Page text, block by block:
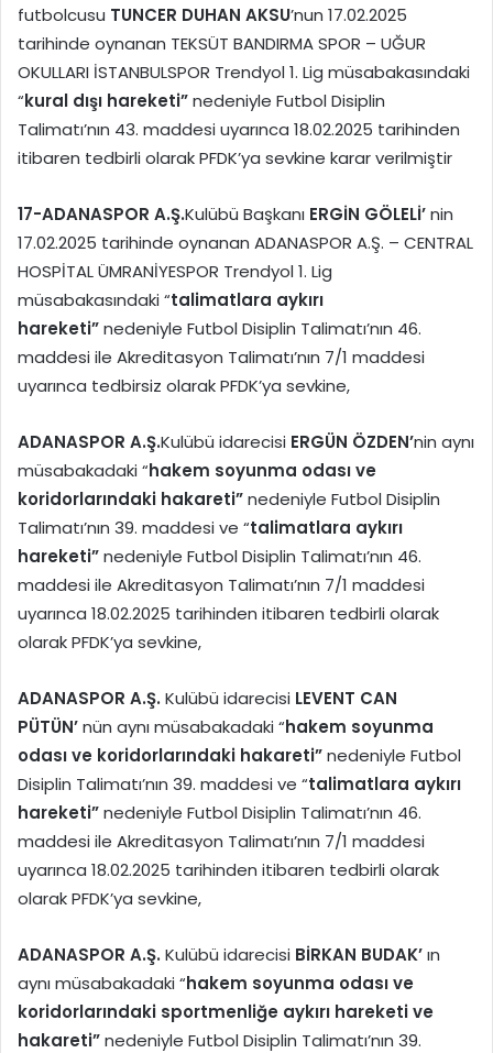
futbolcusu TUNCER DUHAN AKSU’nun 17.02.2025
tarihinde oynanan TEKSÜT BANDIRMA SPOR – UĞUR
OKULLARI İSTANBULSPOR Trendyol 1. Lig müsabakasındaki
“kural dışı hareketi”nedeniyle Futbol Disiplin
Talimatı’nın 43. maddesi uyarınca 18.02.2025 tarihinden
itibaren tedbirli olarak PFDK’ya sevkine karar verilmiştir
17-ADANASPOR A.Ş.Kulübü Başkanı ERGİN GÖLELİ’nin
17.02.2025 tarihinde oynanan ADANASPOR A.Ş. – CENTRAL
HOSPİTAL ÜMRANİYESPOR Trendyol 1. Lig
müsabakasındaki “talimatlara aykırı
hareketi”nedeniyle Futbol Disiplin Talimatı’nın 46.
maddesi ile Akreditasyon Talimatı’nın 7/1 maddesi
uyarınca tedbirsiz olarak PFDK’ya sevkine,
ADANASPOR A.Ş.Kulübü idarecisi ERGÜN ÖZDEN’nin aynı
müsabakadaki “hakem soyunma odası ve
koridorlarındaki hakareti”nedeniyle Futbol Disiplin
Talimatı’nın 39. maddesi ve “talimatlara aykırı
hareketi”nedeniyle Futbol Disiplin Talimatı’nın 46.
maddesi ile Akreditasyon Talimatı’nın 7/1 maddesi
uyarınca 18.02.2025 tarihinden itibaren tedbirli olarak
olarak PFDK’ya sevkine,
ADANASPOR A.Ş. Kulübü idarecisi LEVENT CAN
PÜTÜN’nün aynı müsabakadaki “hakem soyunma
odası ve koridorlarındaki hakareti”nedeniyle Futbol
Disiplin Talimatı’nın 39. maddesi ve “talimatlara aykırı
hareketi”nedeniyle Futbol Disiplin Talimatı’nın 46.
maddesi ile Akreditasyon Talimatı’nın 7/1 maddesi
uyarınca 18.02.2025 tarihinden itibaren tedbirli olarak
olarak PFDK’ya sevkine,
ADANASPOR A.Ş. Kulübü idarecisi BİRKAN BUDAK’ın
aynı müsabakadaki “hakem soyunma odası ve
koridorlarındaki sportmenliğe aykırı hareketi ve
hakareti”nedeniyle Futbol Disiplin Talimatı’nın 39.